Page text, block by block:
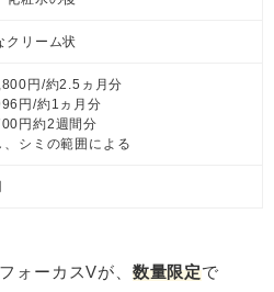
クリーム状
円/約2.5ヵ月分
円/約1ヵ月分
円約2週間分
シミの範囲による
ォーカスVが、 数量限定で